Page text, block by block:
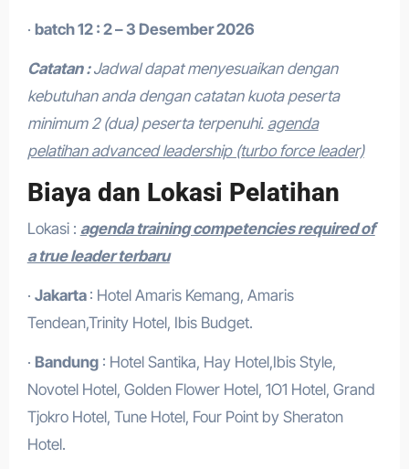
· batch 12 : 2 – 3 Desember 2026
Catatan :Jadwal dapat menyesuaikan dengan
kebutuhan anda dengan catatan kuota peserta
minimum 2 (dua) peserta terpenuhi. agenda
pelatihan advanced leadership (turbo force leader)
Biaya dan Lokasi Pelatihan
Lokasi : agenda training competencies required of
a true leader terbaru
· Jakarta : Hotel Amaris Kemang, Amaris
Tendean,Trinity Hotel, Ibis Budget.
· Bandung: Hotel Santika, Hay Hotel,Ibis Style,
Novotel Hotel, Golden Flower Hotel, 1O1 Hotel, Grand
Tjokro Hotel, Tune Hotel, Four Point by Sheraton
Hotel.